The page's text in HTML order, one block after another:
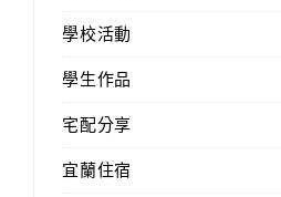
學校活動
學生作品
宅配分享
宜蘭住宿